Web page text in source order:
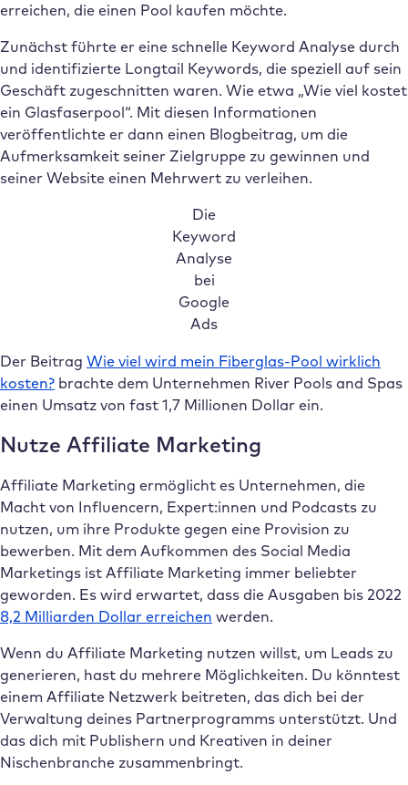
erreichen, die einen Pool kaufen möchte.
Zunächst führte er eine schnelle Keyword Analyse durch
und identifizierte Longtail Keywords, die speziell auf sein
Geschäft zugeschnitten waren. Wie etwa „Wie viel kostet
ein Glasfaserpool“. Mit diesen Informationen
veröffentlichte er dann einen Blogbeitrag, um die
Aufmerksamkeit seiner Zielgruppe zu gewinnen und
seiner Website einen Mehrwert zu verleihen.
Die
Keyword
Analyse
bei
Google
Ads
Der Beitrag Wie viel wird mein Fiberglas-Pool wirklich
kosten? brachte dem Unternehmen River Pools and Spas
einen Umsatz von fast 1,7 Millionen Dollar ein.
Nutze Affiliate Marketing
Affiliate Marketing ermöglicht es Unternehmen, die
Macht von Influencern, Expert:innen und Podcasts zu
nutzen, um ihre Produkte gegen eine Provision zu
bewerben. Mit dem Aufkommen des Social Media
Marketings ist Affiliate Marketing immer beliebter
geworden. Es wird erwartet, dass die Ausgaben bis 2022
8,2 Milliarden Dollar erreichen werden.
Wenn du Affiliate Marketing nutzen willst, um Leads zu
generieren, hast du mehrere Möglichkeiten. Du könntest
einem Affiliate Netzwerk beitreten, das dich bei der
Verwaltung deines Partnerprogramms unterstützt. Und
das dich mit Publishern und Kreativen in deiner
Nischenbranche zusammenbringt.